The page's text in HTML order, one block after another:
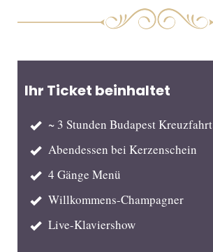
Ihr Ticket beinhaltet
~ 3 Stunden Budapest Kreuzfahrt
Abendessen bei Kerzenschein
4 Gänge Menü
Willkommens-Champagner
Live-Klaviershow